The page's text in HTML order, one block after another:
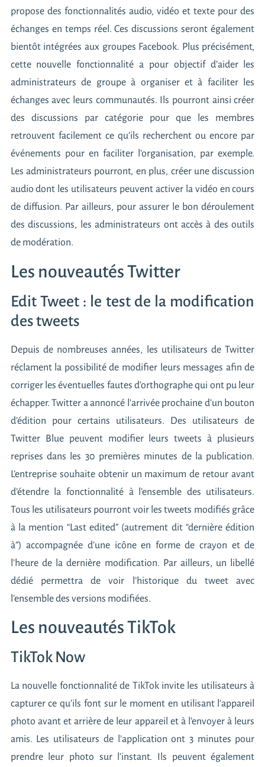
propose des fonctionnalités audio, vidéo et texte pour des
échanges en temps réel. Ces discussions seront également
bientôt intégrées aux groupes Facebook. Plus précisément,
cette nouvelle fonctionnalité a pour objectif d’aider les
administrateurs de groupe à organiser et à faciliter les
échanges avec leurs communautés. Ils pourront ainsi créer
des discussions par catégorie pour que les membres
retrouvent facilement ce qu’ils recherchent ou encore par
événements pour en faciliter l’organisation, par exemple.
Les administrateurs pourront, en plus, créer une discussion
audio dont les utilisateurs peuvent activer la vidéo en cours
de diffusion. Par ailleurs, pour assurer le bon déroulement
des discussions, les administrateurs ont accès à des outils
de modération.
Les nouveautés Twitter
Edit Tweet : le test de la modification
des tweets
Depuis de nombreuses années, les utilisateurs de Twitter
réclament la possibilité de modifier leurs messages afin de
corriger les éventuelles fautes d’orthographe qui ont pu leur
échapper. Twitter a annoncé l’arrivée prochaine d’un bouton
d’édition pour certains utilisateurs. Des utilisateurs de
Twitter Blue peuvent modifier leurs tweets à plusieurs
reprises dans les 30 premières minutes de la publication.
L’entreprise souhaite obtenir un maximum de retour avant
d’étendre la fonctionnalité à l’ensemble des utilisateurs.
Tous les utilisateurs pourront voir les tweets modifiés grâce
à la mention “Last edited” (autrement dit “dernière édition
à”) accompagnée d’une icône en forme de crayon et de
l’heure de la dernière modification. Par ailleurs, un libellé
dédié permettra de voir l’historique du tweet avec
l’ensemble des versions modifiées.
Les nouveautés TikTok
TikTok Now
La nouvelle fonctionnalité de TikTok invite les utilisateurs à
capturer ce qu’ils font sur le moment en utilisant l’appareil
photo avant et arrière de leur appareil et à l’envoyer à leurs
amis. Les utilisateurs de l’application ont 3 minutes pour
prendre leur photo sur l’instant. Ils peuvent également